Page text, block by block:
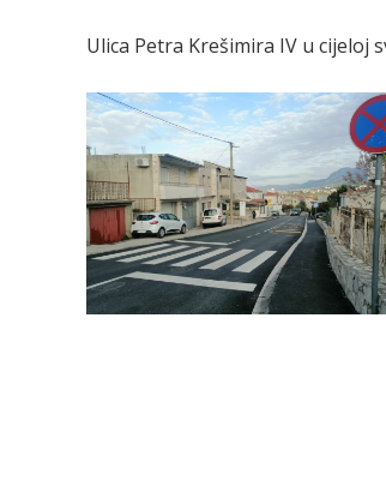
Ulica Petra Krešimira IV u cijeloj